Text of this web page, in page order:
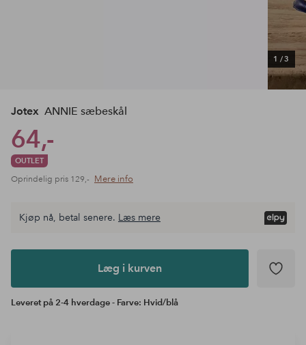
1 /3
Jotex ANNIE sæbeskål
64,-
OUTLET
Oprindelig pris 129,- Mere info
Læg i
Kjøp nå, betal senere. Læs mere
Læg i kurven
Leveret på 2-4 hverdage - Farve: Hvid/blå